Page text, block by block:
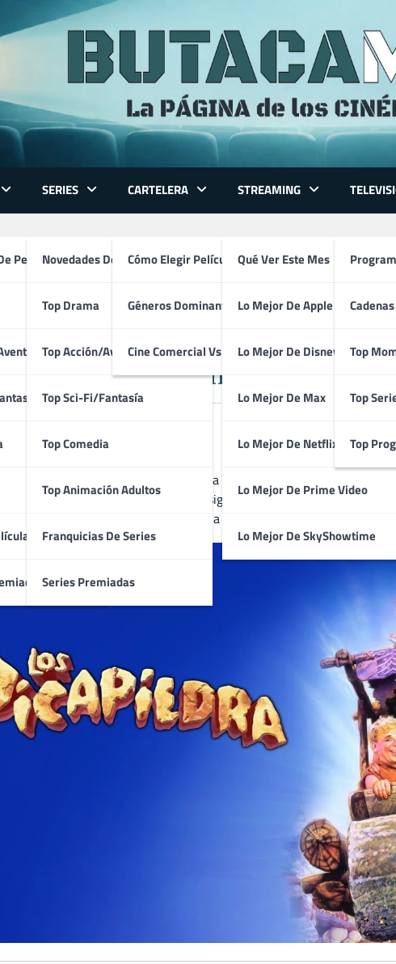
Películas
SERIES
Novedades De Series
Top Drama
Top Acción/Aventura
Top Sci-Fi/Fantasía
Top Comedia
Top Animación Adultos
Franquicias De Series
Series Premiadas
CARTELERA
Cómo Elegir Película
Géneros Dominantes
Cine Comercial Vs Autor
STREAMING
Qué Ver Este Mes
Lo Mejor De Apple TV
Lo Mejor De Disney+
Lo Mejor De Max
Lo Mejor De Netflix
Lo Mejor De Prime Video
Lo Mejor De SkyShowtime
Top
Top
Top
Los Picapiedra
Comedia Familiar y Aventura
es una comedia familiar y aventura dirigida por Brian Levant y
el clásico animado a acción real, siguiendo las divertidas
disparatadas.
combina comedia, fantasía y aventura